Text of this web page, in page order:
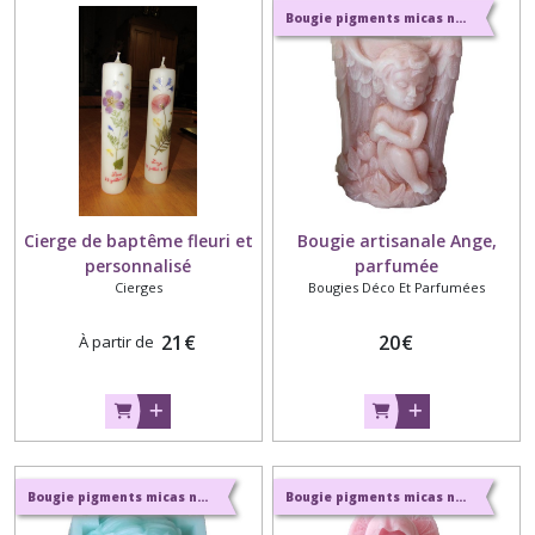
Cierge de baptême fleuri et
personnalisé
Cierges
À partir de 21 €
Bougie pigments micas naturels et parfums naturels de Grasse
Bougie artisanale Ange,
parfumée
Bougies Déco Et Parfumées
20€
Bougie pigments micas naturels et parfums naturels de Grasse Bougie pigments micas naturels et parfums naturels de Grasse